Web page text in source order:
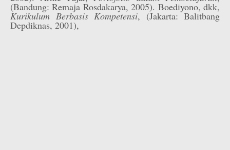
(Bandung: Remaja Rosdakarya, 2005). Boediyono, dkk,
Kurikulum Berbasis Kompetensi, (Jakarta: Balitbang
Depdiknas, 2001),